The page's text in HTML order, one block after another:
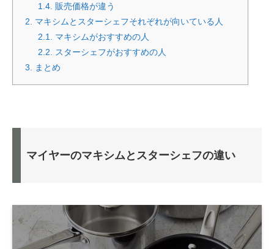
1.4. 販売価格が違う
2.
マキシムとスターシェフそれぞれが向いている人
2.1.
マキシムがおすすめの人
2.2.
スターシェフがおすすめの人
3.
まとめ
マイヤーのマキシムとスターシェフの違い